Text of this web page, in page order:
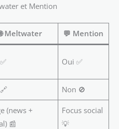
et Mention
Meltwater 💬 Mention
Oui ✅
Non 🚫
(news +
📰
Focus social
💡